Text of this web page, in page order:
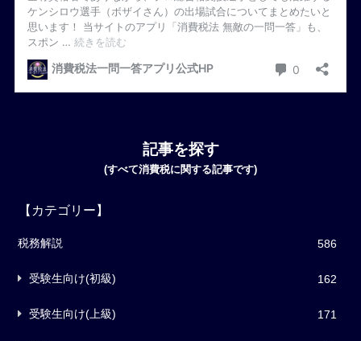
記事を探す
(すべて消費税に関する記事です)
【カテゴリー】
税務解説 586
受験生向け(初級) 162
受験生向け(上級) 171